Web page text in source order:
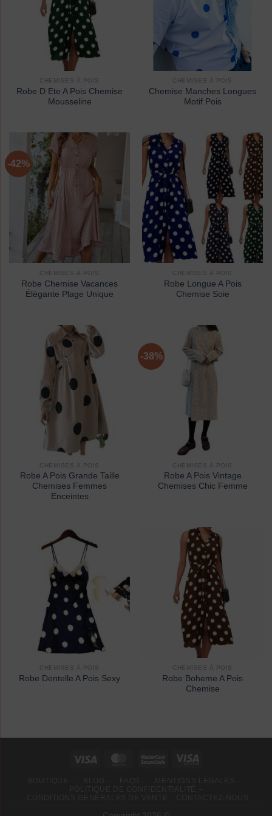
CHEMISES À POIS
Robe D Ete A Pois Chemise
Mousseline
CHEMISES À POIS
Chemise Manches Longues
Motif Pois
-42%
CHEMISES À POIS
Robe Chemise Vacances
Élégante Plage Unique
CHEMISES À POIS
Robe Longue A Pois
Chemise Soie
CHEMISES À POIS
Robe A Pois Grande Taille
Chemises Femmes
Enceintes
-38%
CHEMISES À POIS
Robe A Pois Vintage
Chemises Chic Femme
CHEMISES À POIS
Robe Dentelle A Pois Sexy
CHEMISES À POIS
Robe Boheme A Pois
Chemise